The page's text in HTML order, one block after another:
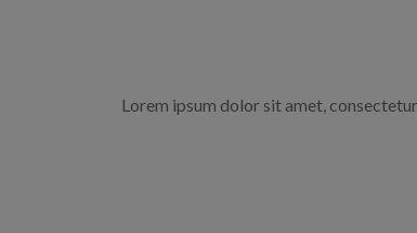
Lorem ipsum dolor sit amet,